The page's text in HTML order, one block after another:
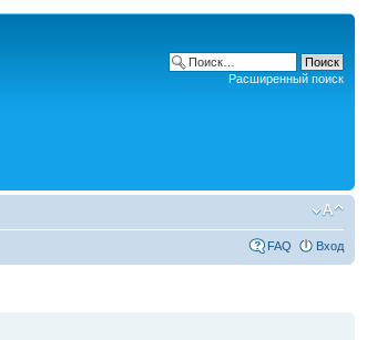
Расширенный поиск
FAQ Вход